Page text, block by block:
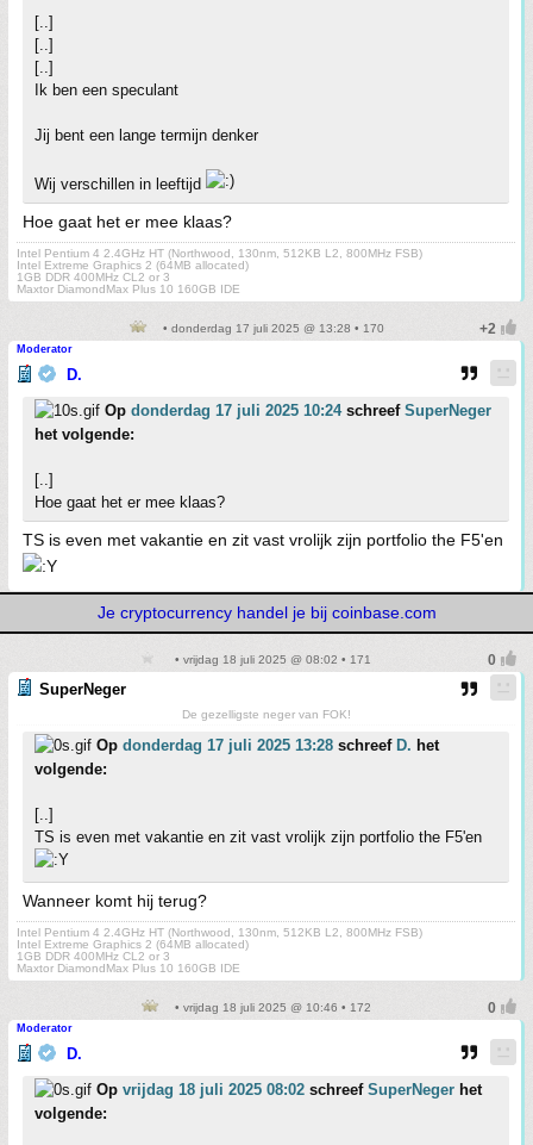
[..]
[..]
[..]
Ik ben een speculant
Jij bent een lange termijn denker
Wij verschillen in leeftijd
Hoe gaat het er mee klaas?
Intel Pentium 4 2.4GHz HT (Northwood, 130nm, 512KB L2, 800MHz FSB)
Intel Extreme Graphics 2 (64MB allocated)
1GB DDR 400MHz CL2 or 3
Maxtor DiamondMax Plus 10 160GB IDE
• donderdag 17 juli 2025 @ 13:28 • 170
Moderator
D.
Op donderdag 17 juli 2025 10:24schreef SuperNeger
het volgende:
[..]
Hoe gaat het er mee klaas?
TS is even met vakantie en zit vast vrolijk zijn portfolio the F5'en
Je cryptocurrency handel je bij coinbase.com
• vrijdag 18 juli 2025 @ 08:02 • 171
SuperNeger
De gezelligste neger van FOK!
Op donderdag 17 juli 2025 13:28 schreef D. het
volgende:
[..]
TS is even met vakantie en zit vast vrolijk zijn portfolio the F5'en
Wanneer komt hij terug?
Intel Pentium 4 2.4GHz HT (Northwood, 130nm, 512KB L2, 800MHz FSB)
Intel Extreme Graphics 2 (64MB allocated)
1GB DDR 400MHz CL2 or 3
Maxtor DiamondMax Plus 10 160GB IDE
• vrijdag 18 juli 2025 @ 10:46 • 172
Moderator
D.
Op vrijdag 18 juli 2025 08:02 schreef SuperNeger het
volgende: